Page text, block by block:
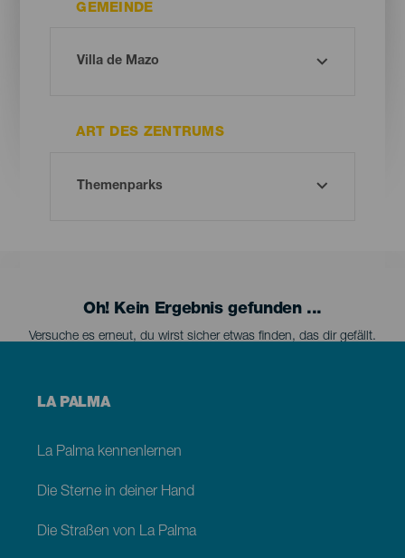
GEMEINDE
ART DES ZENTRUMS
Oh! Kein Ergebnis gefunden ...
Versuche es erneut, du wirst sicher etwas finden, das dir gefällt.
Menú
Palma
LA PALMA
La Palma kennenlernen
Die Sterne in deiner Hand
Die Straßen von La Palma